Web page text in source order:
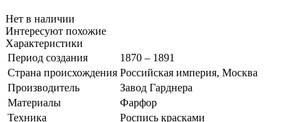
Нет в наличии
Интересуют похожие
Характеристики
Период создания
1870 – 1891
Страна происхождения Российская империя, Москва
Производитель
Завод Гарднера
Материалы
Фарфор
Техника
Роспись красками